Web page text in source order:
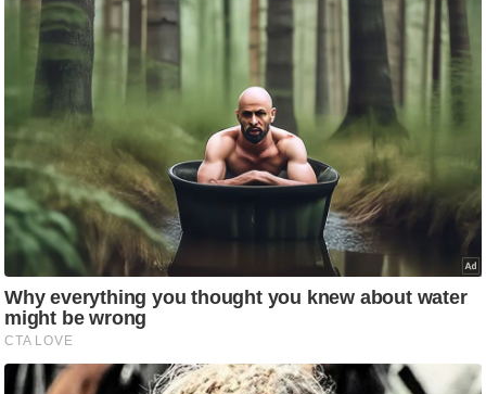
रि
ले
श
न
शि
प
रा
ज
नी
ति